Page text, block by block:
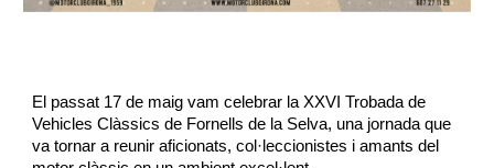
El passat 17 de maig vam celebrar la XXVI Trobada de
Vehicles Clàssics de Fornells de la Selva, una jornada que
va tornar a reunir aficionats, col·leccionistes i amants del